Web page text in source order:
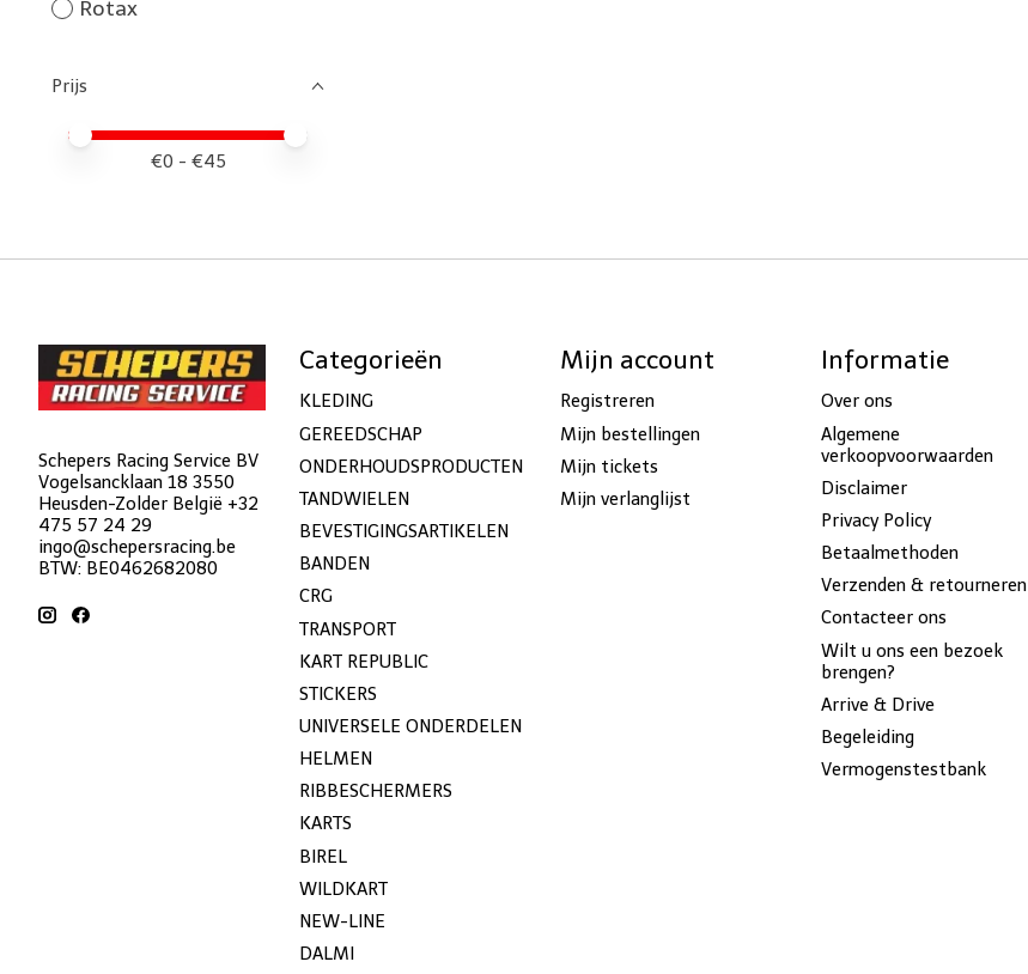
Rotax
Prijs
Minimale prijswaarde
Price maximum value
€0 - €45
Schepers Racing Service BV
Vogelsancklaan 18 3550
Heusden-Zolder België +32
475 57 24 29
ingo@schepersracing.be
BTW: BE0462682080
Categorieën
KLEDING
GEREEDSCHAP
ONDERHOUDSPRODUCTEN
TANDWIELEN
BEVESTIGINGSARTIKELEN
BANDEN
CRG
TRANSPORT
KART REPUBLIC
STICKERS
UNIVERSELE ONDERDELEN
HELMEN
RIBBESCHERMERS
KARTS
BIREL
WILDKART
NEW-LINE
DALMI
Mijn account
Registreren
Mijn bestellingen
Mijn tickets
Mijn verlanglijst
Informatie
Over ons
Algemene
verkoopvoorwaarden
Disclaimer
Privacy Policy
Betaalmethoden
Verzenden & retourneren
Contacteer ons
Wilt u ons een bezoek
brengen?
Arrive & Drive
Begeleiding
Vermogenstestbank